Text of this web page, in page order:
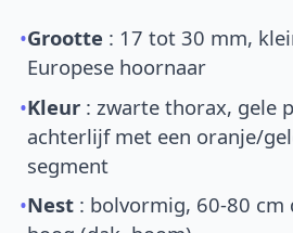
•Grootte : 17 tot 30 mm,
Europese hoornaar
•Kleur : zwarte thorax, gele
achterlijf met een oranje/
segment
•Nest : bolvormig, 60-80 cm